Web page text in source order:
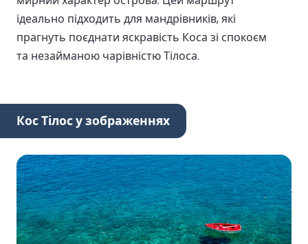
ідеально підходить для мандрівників, які
прагнуть поєднати яскравість Коса зі спокоєм
та незайманою чарівністю Тілоса.
Кос Тілос у зображеннях